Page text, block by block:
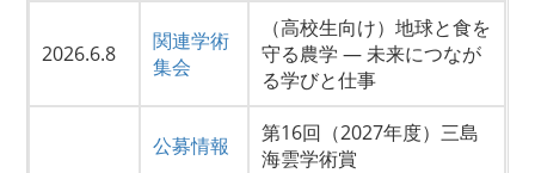
2026.6.8
関連学術
集会
（高校生向け）地球と食を
守る農学 — 未来につなが
る学びと仕事
公募情報
第16回（2027年度）三島
海雲学術賞